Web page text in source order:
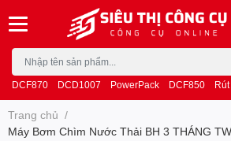
DCF870 DCD1007 PowerPack DCF850
Trang chủ /
Máy Bơm Chìm Nước Thải BH 3 THÁNG